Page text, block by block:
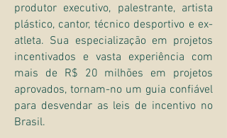
produtor executivo, palestrante, artista
plástico, cantor, técnico desportivo e ex-
atleta. Sua especialização em projetos
incentivados e vasta experiência com
mais de R$ 20 milhões em projetos
aprovados, tornam-no um guia confiável
para desvendar as leis de incentivo no
Brasil.